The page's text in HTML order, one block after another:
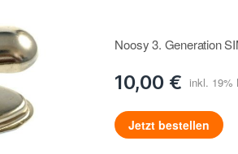
Noosy 3. Generation
10,00 €
Jetzt bestellen